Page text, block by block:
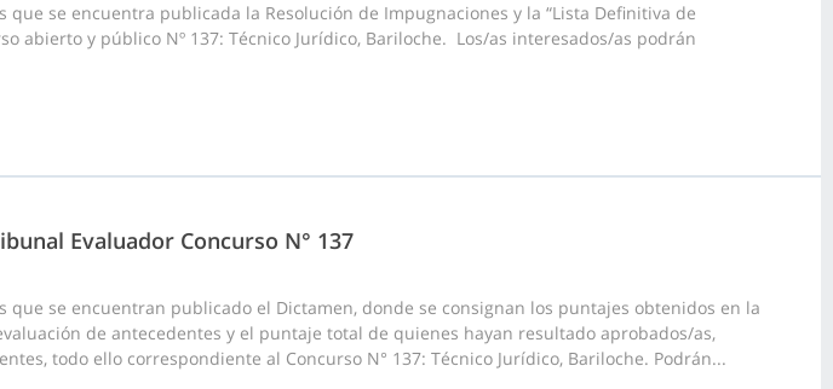
que se encuentra publicada la Resolución de Impugnaciones y la “Lista Definitiva de
abierto y público Nº 137: Técnico Jurídico, Bariloche. Los/as interesados/as podrán
Evaluador Concurso N° 137
que se encuentran publicado el Dictamen, donde se consignan los puntajes obtenidos en la
de antecedentes y el puntaje total de quienes hayan resultado aprobados/as,
todo ello correspondiente al Concurso N° 137: Técnico Jurídico, Bariloche. Podrán...